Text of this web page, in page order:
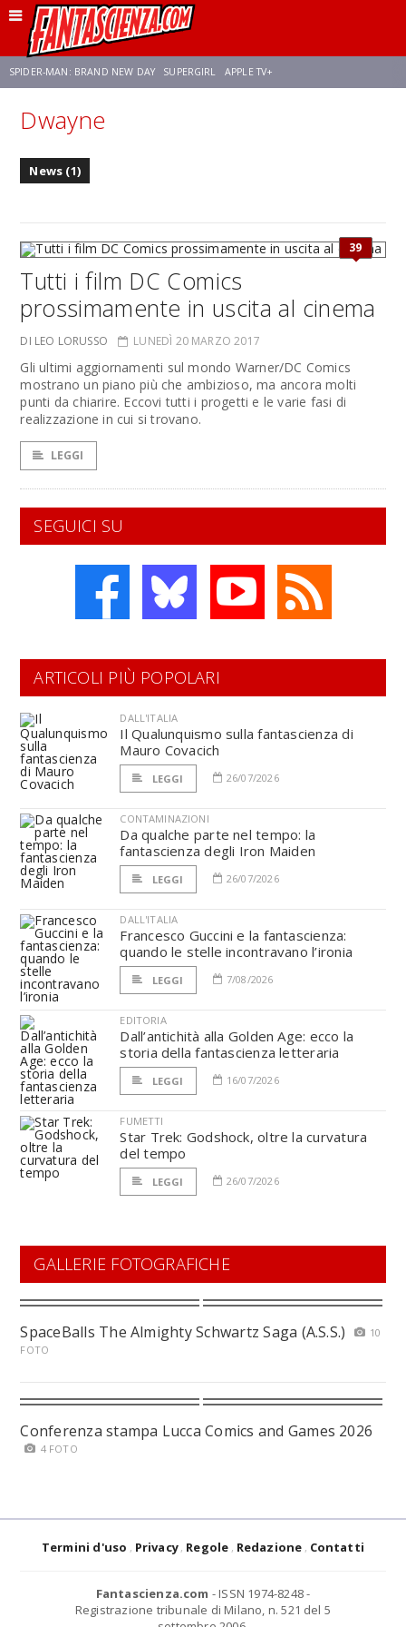
SPIDER-MAN: BRAND NEW DAY SUPERGIRL APPLE TV+
FRANCO RICCIARDIELLO
Dwayne
News (1)
39
Tutti i film DC Comics
prossimamente in uscita al cinema
DI LEO LORUSSO LUNEDÌ 20 MARZO 2017
Gli ultimi aggiornamenti sul mondo Warner/DC Comics
mostrano un piano più che ambizioso, ma ancora molti
punti da chiarire. Eccovi tutti i progetti e le varie fasi di
realizzazione in cui si trovano.
LEGGI
SEGUICI SU
ARTICOLI PIÙ POPOLARI
DALL'ITALIA
Il Qualunquismo sulla fantascienza di
Mauro Covacich
LEGGI 26/07/2026
CONTAMINAZIONI
Da qualche parte nel tempo: la
fantascienza degli Iron Maiden
LEGGI 26/07/2026
DALL'ITALIA
Francesco Guccini e la fantascienza:
quando le stelle incontravano l’ironia
LEGGI 7/08/2026
EDITORIA
Dall’antichità alla Golden Age: ecco la
storia della fantascienza letteraria
LEGGI 16/07/2026
FUMETTI
Star Trek: Godshock, oltre la curvatura
del tempo
LEGGI 26/07/2026
GALLERIE FOTOGRAFICHE
SpaceBalls The Almighty Schwartz Saga (A.S.S.)
10
FOTO
Conferenza stampa Lucca Comics and Games 2026
4 FOTO
Termini d'uso Privacy Regole Redazione Contatti
Fantascienza.com - ISSN 1974-8248 -
Registrazione tribunale di Milano, n. 521 del 5